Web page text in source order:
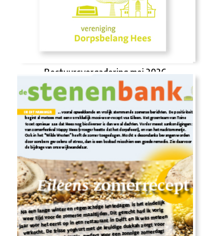
Bestuursvergadering mei 2026